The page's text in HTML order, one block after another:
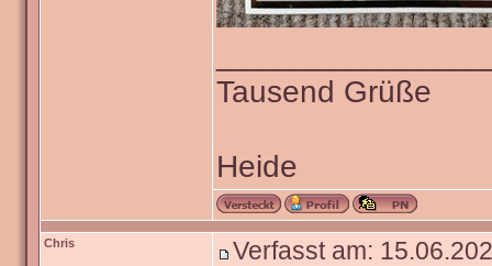
Tausend Grüße
Heide
Chris Verfasst am: